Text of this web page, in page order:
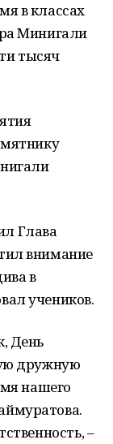
в классах
Минигали
тысяч
Глава
внимание
в
учеников.
День
дружную
нашего
–